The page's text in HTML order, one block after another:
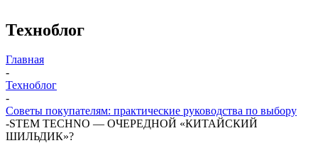
Техноблог
Главная
-
Техноблог
-
Советы покупателям: практические руководства по выбору
-STEM TECHNO — ОЧЕРЕДНОЙ «КИТАЙСКИЙ
ШИЛЬДИК»?